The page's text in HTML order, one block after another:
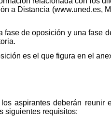
a Distancia (www.uned.es,
de oposición y una fase
es el que figura en el
aspirantes deberán
siguientes requisitos: